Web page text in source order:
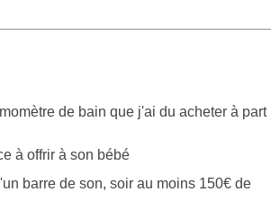
de bain que j'ai du acheter à part
à offrir à son bébé
barre de son, soir au moins 150€ de